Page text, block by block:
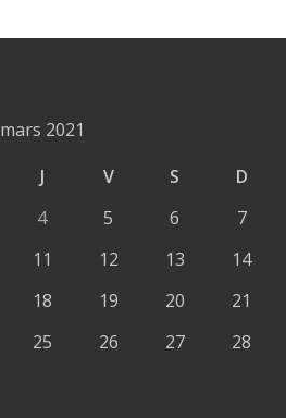
mars 2021
J V S
D
4 5 6
7
11 12 13
14
18 19 20
21
25 26 27
28